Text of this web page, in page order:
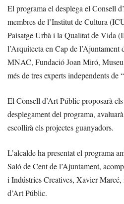
El programa el desplega el Consell
membres de l’Institut de Cultura
Paisatge Urbà i la Qualitat de Vida
l’Arquitecta en Cap de l’Ajuntament
MNAC, Fundació Joan Miró,
més de tres experts independents de
El Consell d’Art Públic proposarà
desplegament del programa,
escollirà els projectes guanyadors.
L’alcalde ha presentat el programa
Saló de Cent de l’Ajuntament,
i Indústries Creatives, Xavier
d’Art Públic.